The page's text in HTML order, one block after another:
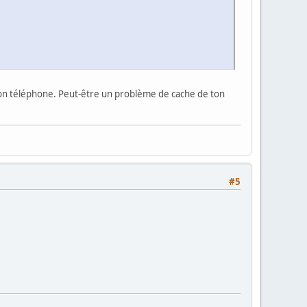
téléphone. Peut-être un problème de cache de ton
#5